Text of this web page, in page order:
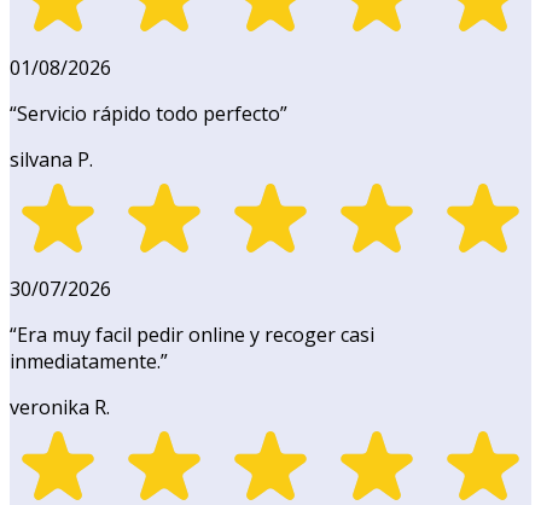
01/08/2026
“Servicio rápido todo perfecto”
silvana P.
30/07/2026
“Era muy facil pedir online y recoger casi
inmediatamente.”
veronika R.